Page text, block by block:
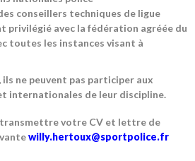
conseillers techniques de ligue
privilégié avec la fédération agréée du
toutes les instances visant à
ne peuvent pas participer aux
internationales de leur discipline.
transmettre votre CV et lettre de
willy.hertoux@sportpolice.fr